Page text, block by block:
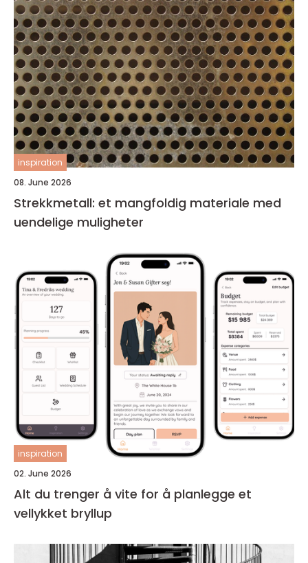
inspiration
08. June 2026
Strekkmetall: et mangfoldig materiale med
uendelige muligheter
inspiration
02. June 2026
Alt du trenger å vite for å planlegge et
vellykket bryllup